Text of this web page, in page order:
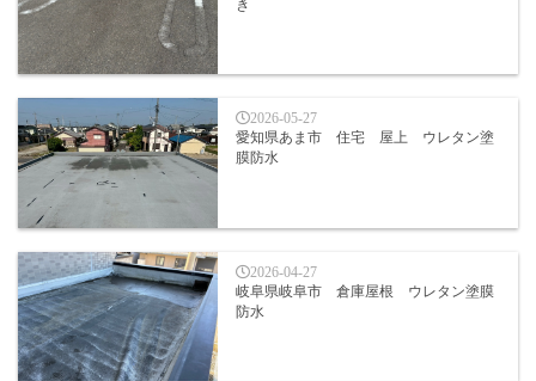
き
2026-05-27
愛知県あま市 住宅 屋上 ウレタン塗
膜防水
2026-04-27
岐阜県岐阜市 倉庫屋根 ウレタン塗膜
防水